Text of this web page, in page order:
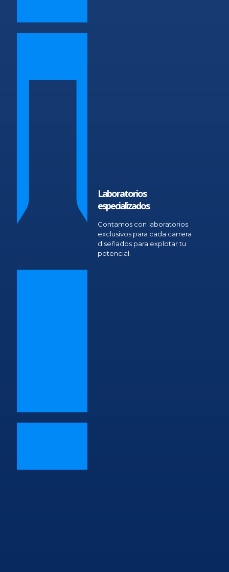
Laboratorios
especializados
Contamos con laboratorios
exclusivos para cada carrera
diseñados para explotar tu
potencial.